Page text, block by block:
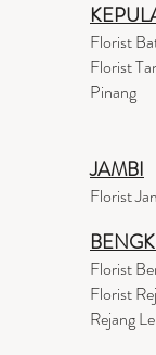
Florist
Florist
Pinang
JAMBI
Florist
Florist
Florist
Rejang